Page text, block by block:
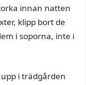
innan natten
klipp bort de
i soporna, inte i
i trädgården